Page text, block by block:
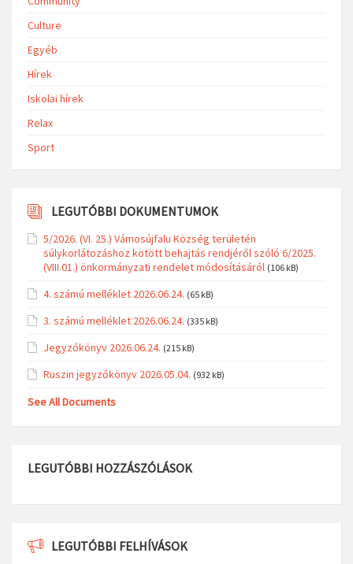
Culture
Egyéb
Hírek
Iskolai hírek
Relax
Sport
LEGUTÓBBI DOKUMENTUMOK
5/2026. (VI. 25.) Vámosújfalu Község területén
súlykorlátozáshoz kötött behajtás rendjéről szóló 6/2025.
(VIII.01.) önkormányzati rendelet módosításáról (106 kB)
4. számú melléklet 2026.06.24. (65 kB)
3. számú melléklet 2026.06.24. (335 kB)
Jegyzőkönyv 2026.06.24. (215 kB)
Ruszin jegyzőkönyv 2026.05.04. (932 kB)
See All Documents
LEGUTÓBBI HOZZÁSZÓLÁSOK
LEGUTÓBBI FELHÍVÁSOK